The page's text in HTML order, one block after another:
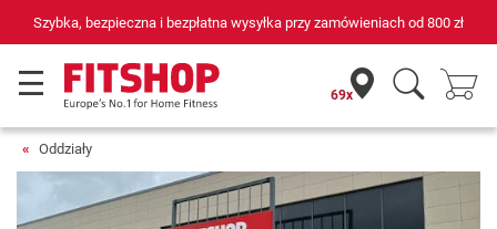
Szybka, bezpieczna i bezpłatna wysyłka przy zamówieniach od 800 zł
69x
Oddziały